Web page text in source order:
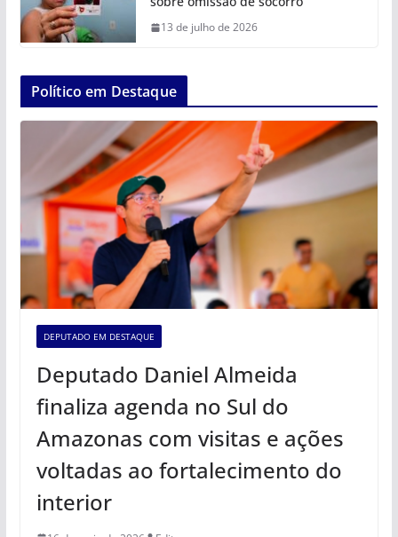
13 de julho de 2026
Político em Destaque
DEPUTADO EM DESTAQUE
Deputado Daniel Almeida
finaliza agenda no Sul do
Amazonas com visitas e ações
voltadas ao fortalecimento do
interior